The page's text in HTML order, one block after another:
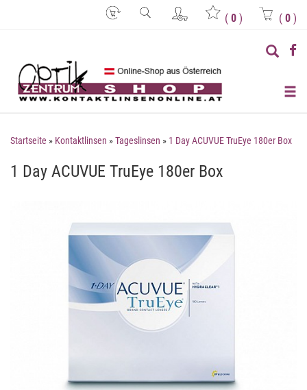
( 0 ) ( 0 )
Startseite » Kontaktlinsen »Tageslinsen » 1 Day ACUVUE TruEye 180er Box
1 Day ACUVUE TruEye 180er Box